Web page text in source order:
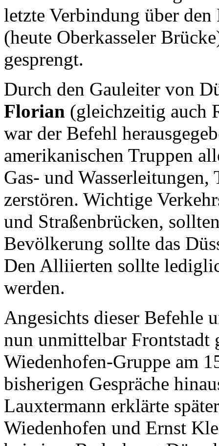
letzte Verbindung über
(heute Oberkasseler
gesprengt.
Durch den Gauleiter von
Florian (gleichzeitig auch
war der Befehl
amerikanischen Truppen
Gas- und
zerstören. Wichtige
und Straßenbrücken,
Bevölkerung sollte das
Den Alliierten sollte
werden.
Angesichts dieser Befehle
nun unmittelbar Frontstadt
Wiedenhofen-Gruppe am
bisherigen Gespräche
Lauxtermann erklärte
Wiedenhofen und Ernst